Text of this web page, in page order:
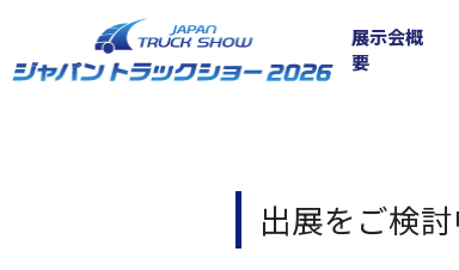
展示会概
要
出展をご検